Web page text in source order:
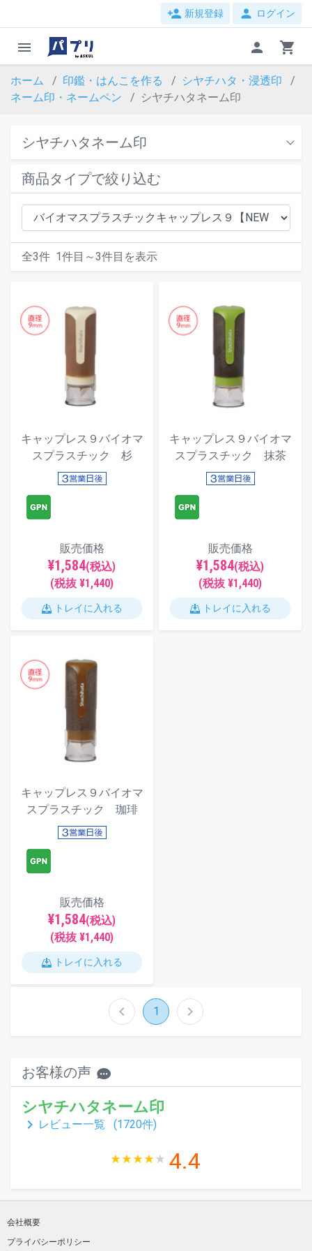
person_add 新規登録 person ログイン
menu person shopping_cart
ホーム 印鑑・はんこを作る
シヤチハタ・浸透印
ネーム印・ネームペン
シヤチハタネーム印
シヤチハタネーム印
商品タイプで絞り込む
全3件 1件目～3件目を表示
キャップレス９バイオマ
スプラスチック 杉
販売価格
¥1,584(税込)
(税抜 ¥1,440)
トレイに入れる
キャップレス９バイオマ
スプラスチック 抹茶
販売価格
¥1,584(税込)
(税抜 ¥1,440)
トレイに入れる
キャップレス９バイオマ
スプラスチック 珈琲
販売価格
¥1,584(税込)
(税抜 ¥1,440)
トレイに入れる
chevron_left 1 chevron_right
お客様の声
シヤチハタネーム印
keyboard_arrow_right レビュー一覧 (1720件)
4.4
会社概要
プライバシーポリシー